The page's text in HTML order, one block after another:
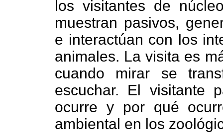
los visitantes de
muestran pasivos,
e interactúan con los
animales. La visita es
cuando mirar se
escuchar. El visitante
ocurre y por qué
ambiental en los